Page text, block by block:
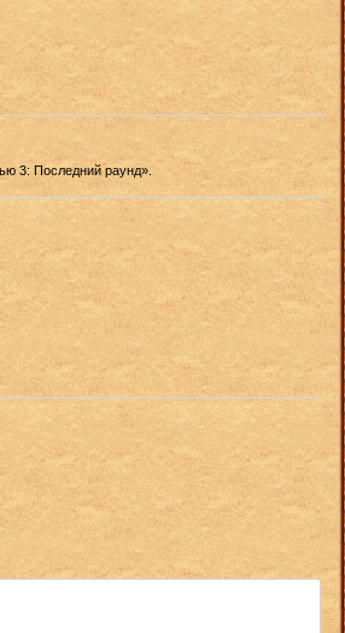
3: Последний раунд».